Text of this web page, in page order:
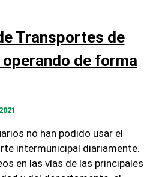
Transportes de
de forma
no han podido usar el
intermunicipal diariamente.
en las vías de las principales